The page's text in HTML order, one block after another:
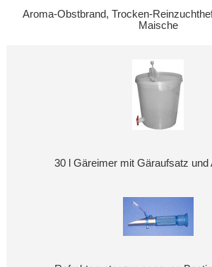
Aroma-Obstbrand, Trocken-
Maische
30 l Gäreimer mit Gäraufsatz und